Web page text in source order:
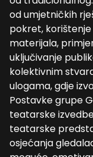
od umjetničkih
pokret,
materijala,
uključivanje
kolektivnim
ulogama, gdje
Postavke grupe
teatarske
teatarske
osjećanja